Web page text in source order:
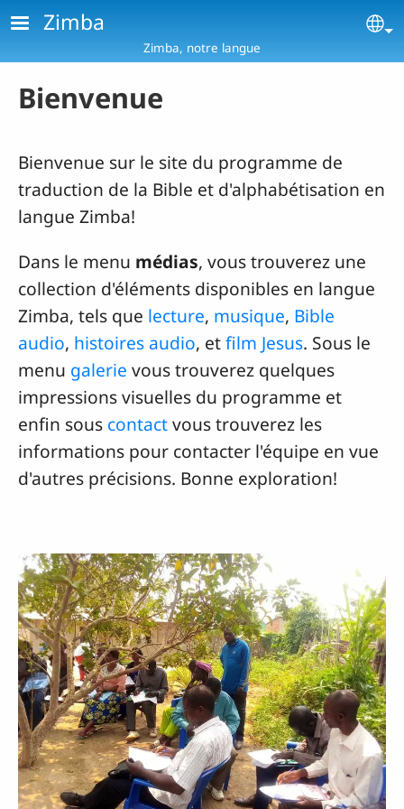
Aller au contenu principal
Zimba
Zimba, notre langue
Bienvenue
Bienvenue sur le site du programme de
traduction de la Bible et d'alphabétisation en
langue Zimba!
Dans le menu médias, vous trouverez une
collection d'éléments disponibles en langue
Zimba, tels que lecture, musique, Bible
audio, histoires audio, etfilm Jesus. Sous le
menu galerie vous trouverez quelques
impressions visuelles du programme et
enfin sous contactvous trouverez les
informations pour contacter l'équipe en vue
d'autres précisions. Bonne exploration!